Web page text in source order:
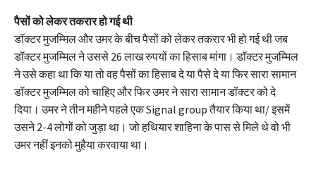
पैसों को लेकर तकरार हो गई थी
डॉक्टर मुजम्मिल और उमर के बीच पैसों को लेकर तकरार भी हो गई थी जब
डॉक्टर मुजम्मिल ने उससे 26 लाख रुपयों का हिसाब मांगा। डॉक्टर मुजम्मिल
ने उसे कहा था कि या तो वह पैसों का हिसाब दे या पैसे दे या फिर सारा सामान
डॉक्टर मुजम्मिल को चाहिए और फिर उमर ने सारा सामान डॉक्टर को दे
दिया। उमर ने तीन महीने पहले एक Signal group तैयार किया था/ इसमें
उसने 2-4 लोगों को जुड़ा था। जो हथियार शाहिना के पास से मिले थे वो भी
उमर नहीं इनको मुहैया करवाया था।